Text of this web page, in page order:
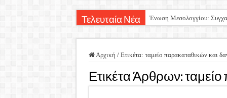
Τελευταία Νέα Ένωση Μεσολογγίου:
Ανακοίνωση: Επιστροφή
Αρχική / Ετικέτα: ταμείο παρακαταθικών και
Ετικέτα Άρθρων: